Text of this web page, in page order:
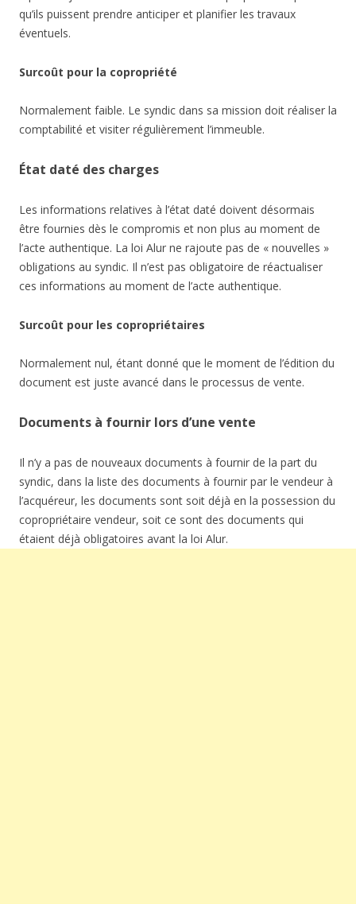
qu’ils puissent prendre anticiper et planifier les travaux
éventuels.
Surcoût pour la copropriété
Normalement faible. Le syndic dans sa mission doit réaliser la
comptabilité et visiter régulièrement l’immeuble.
État daté des charges
Les informations relatives à l’état daté doivent désormais
être fournies dès le compromis et non plus au moment de
l’acte authentique. La loi Alur ne rajoute pas de « nouvelles »
obligations au syndic. Il n’est pas obligatoire de réactualiser
ces informations au moment de l’acte authentique.
Surcoût pour les copropriétaires
Normalement nul, étant donné que le moment de l’édition du
document est juste avancé dans le processus de vente.
Documents à fournir lors d’une vente
Il n’y a pas de nouveaux documents à fournir de la part du
syndic, dans la liste des documents à fournir par le vendeur à
l’acquéreur, les documents sont soit déjà en la possession du
copropriétaire vendeur, soit ce sont des documents qui
étaient déjà obligatoires avant la loi Alur.